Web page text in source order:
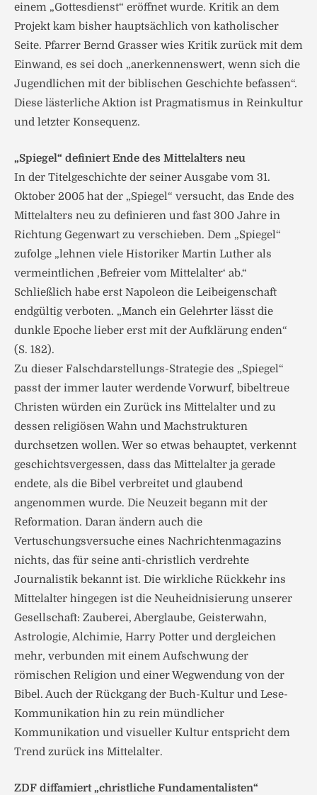
einem „Gottesdienst“ eröffnet wurde. Kritik an dem
Projekt kam bisher hauptsächlich von katholischer
Seite. Pfarrer Bernd Grasser wies Kritik zurück mit dem
Einwand, es sei doch „anerkennenswert, wenn sich die
Jugendlichen mit der biblischen Geschichte befassen“.
Diese lästerliche Aktion ist Pragmatismus in Reinkultur
und letzter Konsequenz.
„Spiegel“ definiert Ende des Mittelalters neu
In der Titelgeschichte der seiner Ausgabe vom 31.
Oktober 2005 hat der „Spiegel“ versucht, das Ende des
Mittelalters neu zu definieren und fast 300 Jahre in
Richtung Gegenwart zu verschieben. Dem „Spiegel“
zufolge „lehnen viele Historiker Martin Luther als
vermeintlichen ,Befreier vom Mittelalter‘ ab.“
Schließlich habe erst Napoleon die Leibeigenschaft
endgültig verboten. „Manch ein Gelehrter lässt die
dunkle Epoche lieber erst mit der Aufklärung enden“
(S. 182).
Zu dieser Falschdarstellungs-Strategie des „Spiegel“
passt der immer lauter werdende Vorwurf, bibeltreue
Christen würden ein Zurück ins Mittelalter und zu
dessen religiösen Wahn und Machstrukturen
durchsetzen wollen. Wer so etwas behauptet, verkennt
geschichtsvergessen, dass das Mittelalter ja gerade
endete, als die Bibel verbreitet und glaubend
angenommen wurde. Die Neuzeit begann mit der
Reformation. Daran ändern auch die
Vertuschungsversuche eines Nachrichtenmagazins
nichts, das für seine anti-christlich verdrehte
Journalistik bekannt ist. Die wirkliche Rückkehr ins
Mittelalter hingegen ist die Neuheidnisierung unserer
Gesellschaft: Zauberei, Aberglaube, Geisterwahn,
Astrologie, Alchimie, Harry Potter und dergleichen
mehr, verbunden mit einem Aufschwung der
römischen Religion und einer Wegwendung von der
Bibel. Auch der Rückgang der Buch-Kultur und Lese-
Kommunikation hin zu rein mündlicher
Kommunikation und visueller Kultur entspricht dem
Trend zurück ins Mittelalter.
ZDF diffamiert „christliche Fundamentalisten“